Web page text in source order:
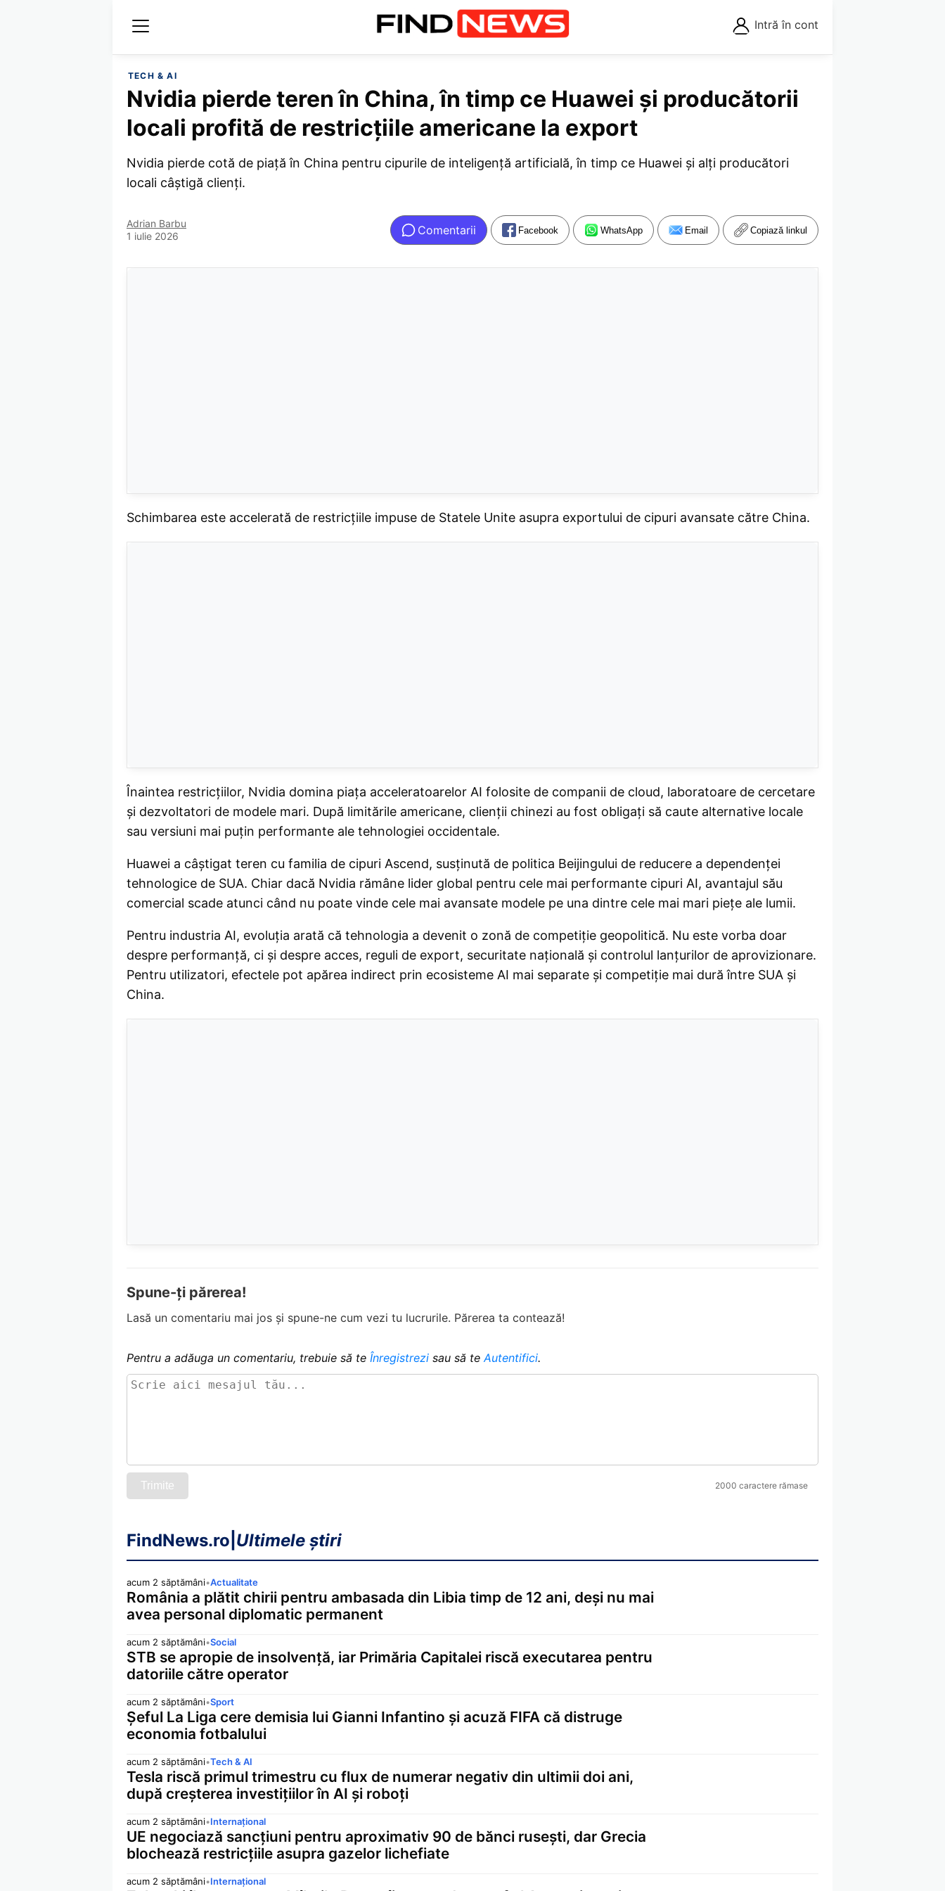
Intră în cont
TECH & AI
Nvidia pierde teren în China, în timp ce Huawei și producătorii
locali profită de restricțiile americane la export
Nvidia pierde cotă de piață în China pentru cipurile de inteligență artificială, în timp ce Huawei și alți producători
locali câștigă clienți.
Adrian Barbu
1 iulie 2026
Comentarii Facebook WhatsApp Email Copiază linkul
Schimbarea este accelerată de restricțiile impuse de Statele Unite asupra exportului de cipuri avansate către China.
Înaintea restricțiilor, Nvidia domina piața acceleratoarelor AI folosite de companii de cloud, laboratoare de cercetare
și dezvoltatori de modele mari. După limitările americane, clienții chinezi au fost obligați să caute alternative locale
sau versiuni mai puțin performante ale tehnologiei occidentale.
Huawei a câștigat teren cu familia de cipuri Ascend, susținută de politica Beijingului de reducere a dependenței
tehnologice de SUA. Chiar dacă Nvidia rămâne lider global pentru cele mai performante cipuri AI, avantajul său
comercial scade atunci când nu poate vinde cele mai avansate modele pe una dintre cele mai mari piețe ale lumii.
Pentru industria AI, evoluția arată că tehnologia a devenit o zonă de competiție geopolitică. Nu este vorba doar
despre performanță, ci și despre acces, reguli de export, securitate națională și controlul lanțurilor de aprovizionare.
Pentru utilizatori, efectele pot apărea indirect prin ecosisteme AI mai separate și competiție mai dură între SUA și
China.
Spune-ți părerea!
Lasă un comentariu mai jos și spune-ne cum vezi tu lucrurile. Părerea ta contează!
Pentru a adăuga un comentariu, trebuie să te Înregistrezi sau să teAutentifici.
2000 caractere rămase
Trimite
FindNews.ro Ultimele știri
acum 2 săptămâni•Actualitate
România a plătit chirii pentru ambasada din Libia timp de 12 ani, deși nu mai
avea personal diplomatic permanent
acum 2 săptămâni•Social
STB se apropie de insolvență, iar Primăria Capitalei riscă executarea pentru
datoriile către operator
acum 2 săptămâni•Sport
Șeful La Liga cere demisia lui Gianni Infantino și acuză FIFA că distruge
economia fotbalului
acum 2 săptămâni•Tech & AI
Tesla riscă primul trimestru cu flux de numerar negativ din ultimii doi ani,
după creșterea investițiilor în AI și roboți
acum 2 săptămâni•Internațional
UE negociază sancțiuni pentru aproximativ 90 de bănci rusești, dar Grecia
blochează restricțiile asupra gazelor lichefiate
acum 2 săptămâni•Internațional